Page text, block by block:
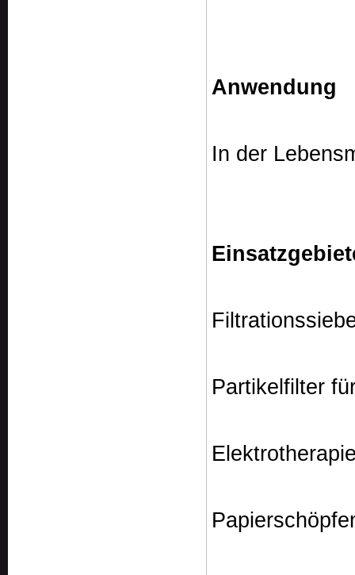
Anwendung
In der
Partikelfilter